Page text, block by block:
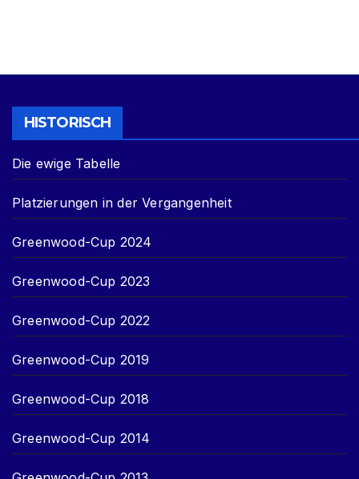
HISTORISCH
Die ewige Tabelle
Platzierungen in der Vergangenheit
Greenwood-Cup 2024
Greenwood-Cup 2023
Greenwood-Cup 2022
Greenwood-Cup 2019
Greenwood-Cup 2018
Greenwood-Cup 2014